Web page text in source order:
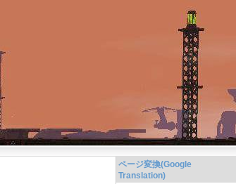
ページ変換(Google
Translation)